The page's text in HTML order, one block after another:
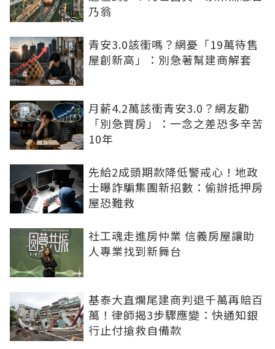
乃翁
青安3.0該衝嗎？網憂「19萬待售
屋創新高」：別急著幫建商解套
月薪4.2萬該衝青安3.0？網友勸
「別急買房」：一念之差恐多辛苦
10年
先給2成頭期款降低警戒心！地政
士曝詐騙集團新招數：偷辦抵押房
屋恐難救
社工魂走進房仲業 信義房屋讓助
人專業找到新舞台
基泰大直爛尾建商判退千萬再賠百
萬！律師揭3步驟應變：快通知銀
行止付搶救自備款